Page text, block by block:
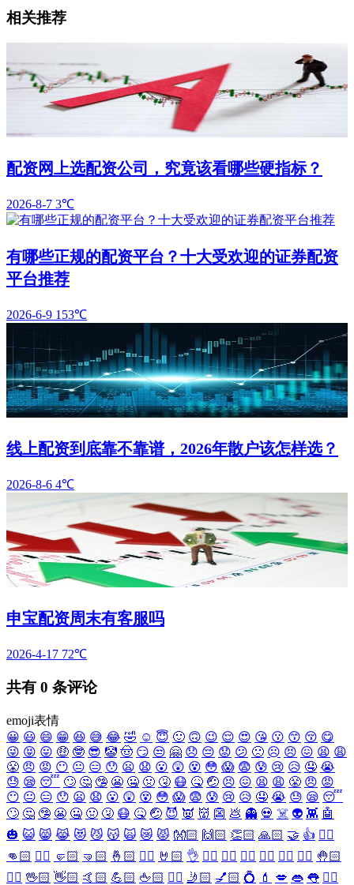
相关推荐
配资网上选配资公司，究竟该看哪些硬指标？
2026-8-7 3℃
有哪些正规的配资平台？十大受欢迎的证券配资
平台推荐
2026-6-9 153℃
线上配资到底靠不靠谱，2026年散户该怎样选？
2026-8-6 4℃
申宝配资周末有客服吗
2026-4-17 72℃
共有 0 条评论
emoji表情
😀 😃 😄 😁 😆 😅 😂 🤣 ☺️ 😇 🙂 🙃 😉 😌 😍 😘 😗 😙 😚 😋
😜 😝 😛 🤑 🤓 😎 🤡 🤠 😏 😒 🤗 😞 😔 😟 😕 🙁 ☹️ 😣 😖 😫 😩
😤 😠 😡 😶 😐 😑 😯 😦 😧 😮 😲 😵 😳 😱 😨 😰 😢 😥 🤤 😭
😓 😪 😴 🙄 🤔 🤥 😬 🤐 🤢 🤧 😷 🤒 🤕 😣 😖 😫 😩 😤 😠 😡
😶 😐 😑 😯 😦 😧 😮 😲 😵 😳 😱 😨 😰 😢 😥 🤤 😭 😓 😪 😴
🙄 🤔 🤥 😬 🤐 🤢 🤧 😷 🤒 🤕 😈 👿 👹 👺 💩 👻 💀 ☠️ 👽 👾 🤖
🎃 😺 😸 😹 😻 😼 😽 🙀 😿 😾 👐🏻 🙌🏻 👏🏻 🙏🏻 🤝 👍 👎🏻
👊🏻 ✊🏻 🤛🏻 🤜🏻 🤞🏻 ✌🏻 🤘🏻 👌 👈🏻 👉🏻 👆🏻 👇🏻 ☝🏻 ✋🏻 🤚🏻
🖐🏻 🖖🏻 👋🏻 🤙🏻 💪🏻 🖕🏻 ✍🏻 🤳🏻 💅🏻 💍 💄 💋 👄 👅 👂🏻